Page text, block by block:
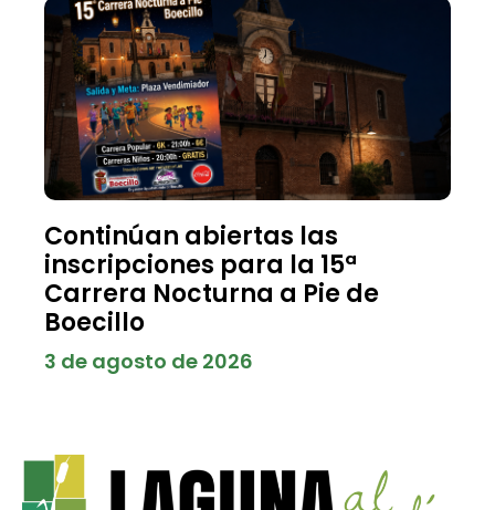
Continúan abiertas las
inscripciones para la 15ª
Carrera Nocturna a Pie de
Boecillo
3 de agosto de 2026